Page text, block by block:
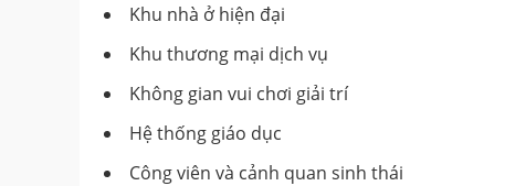
Khu nhà ở hiện đại
Khu thương mại dịch vụ
Không gian vui chơi giải trí
Hệ thống giáo dục
Công viên và cảnh quan sinh thái